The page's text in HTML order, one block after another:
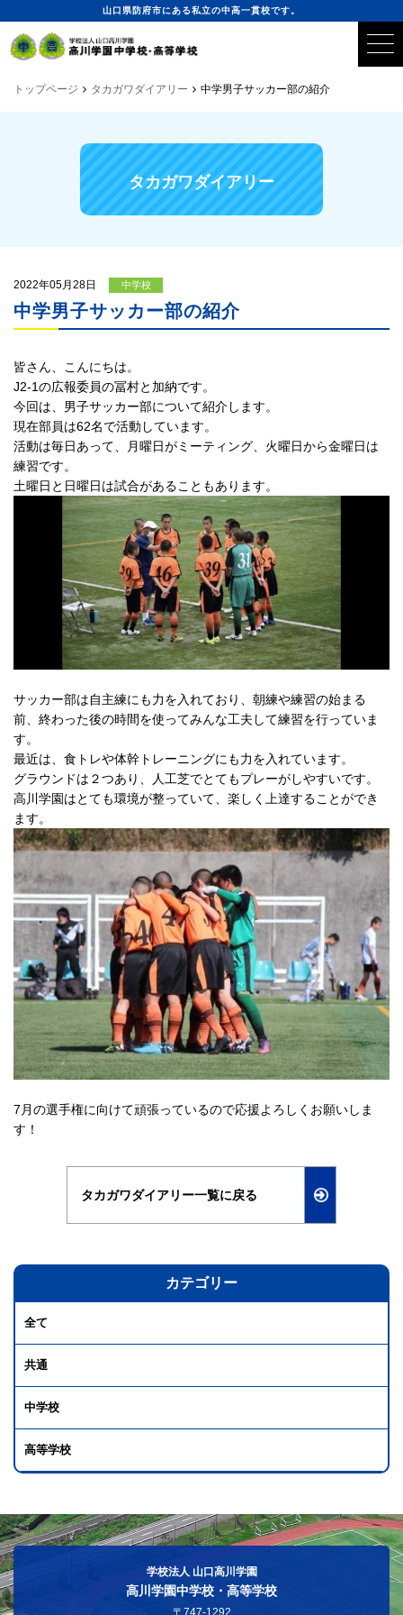
山口県防府市にある私立の中高一貫校です。
トップページ タカガワダイアリー 中学男子サッカー部の紹介
タカガワダイアリー
2022年05月28日 中学校
中学男子サッカー部の紹介
皆さん、こんにちは。
J2-1の広報委員の冨村と加納です。
今回は、男子サッカー部について紹介します。
現在部員は62名で活動しています。
活動は毎日あって、月曜日がミーティング、火曜日から金曜日は
練習です。
土曜日と日曜日は試合があることもあります。
サッカー部は自主練にも力を入れており、朝練や練習の始まる
前、終わった後の時間を使ってみんな工夫して練習を行っていま
す。
最近は、食トレや体幹トレーニングにも力を入れています。
グラウンドは２つあり、人工芝でとてもプレーがしやすいです。
高川学園はとても環境が整っていて、楽しく上達することができ
ます。
7月の選手権に向けて頑張っているので応援よろしくお願いしま
す！
タカガワダイアリー一覧に戻る
カテゴリー
全て
共通
中学校
高等学校
学校法人 山口高川学園
高川学園中学校・高等学校
〒747-1292